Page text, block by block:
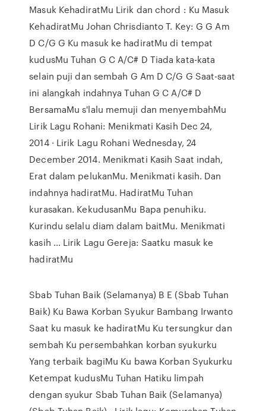
Masuk KehadiratMu Lirik dan chord : Ku Masuk
KehadiratMu Johan Chrisdianto T. Key: G G Am
D C/G G Ku masuk ke hadiratMu di tempat
kudusMu Tuhan G C A/C# D Tiada kata-kata
selain puji dan sembah G Am D C/G G Saat-saat
ini alangkah indahnya Tuhan G C A/C# D
BersamaMu s'lalu memuji dan menyembahMu
Lirik Lagu Rohani: Menikmati Kasih Dec 24,
2014 · Lirik Lagu Rohani Wednesday, 24
December 2014. Menikmati Kasih Saat indah,
Erat dalam pelukanMu. Menikmati kasih. Dan
indahnya hadiratMu. HadiratMu Tuhan
kurasakan. KekudusanMu Bapa penuhiku.
Kurindu selalu diam dalam baitMu. Menikmati
kasih … Lirik Lagu Gereja: Saatku masuk ke
hadiratMu
Sbab Tuhan Baik (Selamanya) B E (Sbab Tuhan
Baik) Ku Bawa Korban Syukur Bambang Irwanto
Saat ku masuk ke hadiratMu Ku tersungkur dan
sembah Ku persembahkan korban syukurku
Yang terbaik bagiMu Ku bawa Korban Syukurku
Ketempat kudusMu Tuhan Hatiku limpah
dengan syukur Sbab Tuhan Baik (Selamanya)